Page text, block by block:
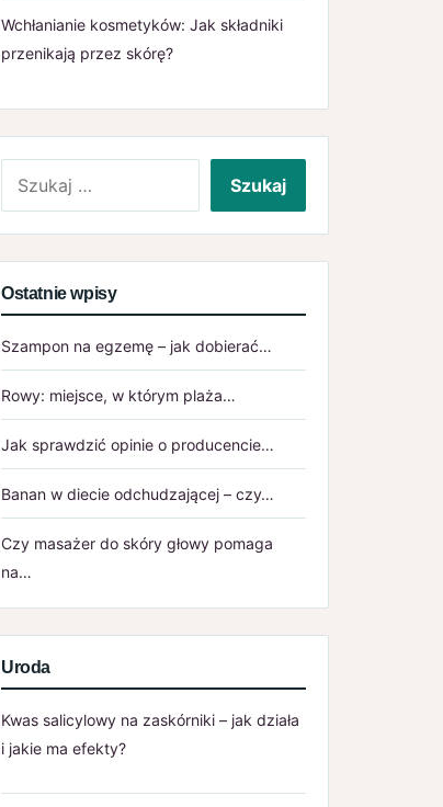
Wchłanianie kosmetyków: Jak składniki
przenikają przez skórę?
Ostatnie wpisy
Szampon na egzemę – jak dobierać…
Rowy: miejsce, w którym plaża…
Jak sprawdzić opinie o producencie…
Banan w diecie odchudzającej – czy…
Czy masażer do skóry głowy pomaga
na…
Uroda
Kwas salicylowy na zaskórniki – jak działa
i jakie ma efekty?